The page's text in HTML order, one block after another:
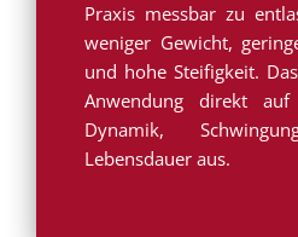
Praxis messbar zu
weniger Gewicht,
und hohe Steifigkeit.
Anwendung direkt auf
Dynamik,
Lebensdauer aus.